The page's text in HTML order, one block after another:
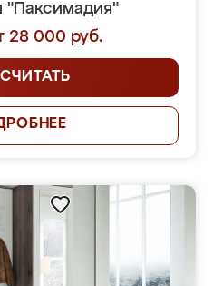
"Паксимадия"
28 000 руб.